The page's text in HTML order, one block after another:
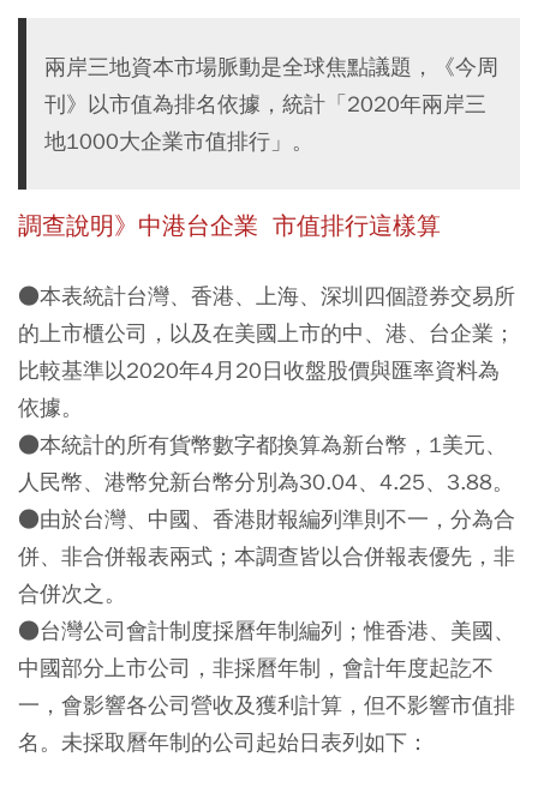
兩岸三地資本市場脈動是全球焦點議題，《今周
刊》以市值為排名依據，統計「2020年兩岸三
地1000大企業市值排行」。
調查說明》中港台企業 市值排行這樣算
●本表統計台灣、香港、上海、深圳四個證券交易所
的上市櫃公司，以及在美國上市的中、港、台企業；
比較基準以2020年4月20日收盤股價與匯率資料為
依據。
●本統計的所有貨幣數字都換算為新台幣，1美元、
人民幣、港幣兌新台幣分別為30.04、4.25、3.88。
●由於台灣、中國、香港財報編列準則不一，分為合
併、非合併報表兩式；本調查皆以合併報表優先，非
合併次之。
●台灣公司會計制度採曆年制編列；惟香港、美國、
中國部分上市公司，非採曆年制，會計年度起訖不
一，會影響各公司營收及獲利計算，但不影響市值排
名。未採取曆年制的公司起始日表列如下：